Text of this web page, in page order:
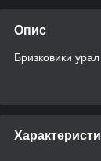
Опис
Бризковики